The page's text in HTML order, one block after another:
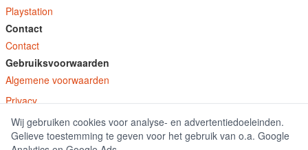
Playstation
Contact
Contact
Gebruiksvoorwaarden
Algemene voorwaarden
Privacy
© E-Keys B.V. 2026
GamekeyDiscounter.nl is onderdeel van E-Keys B.V. geregistreerd onder kamer
Wij gebruiken cookies voor analyse- en advertentiedoeleinden.
Gelieve toestemming te geven voor het gebruik van o.a. Google